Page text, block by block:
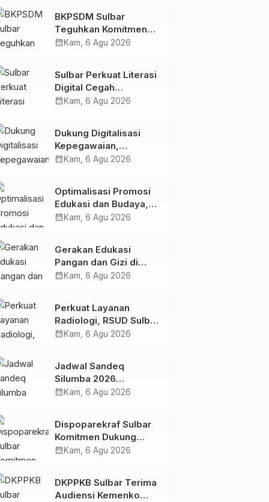
BKPSDM Sulbar
Teguhkan Komitmen
Pengembangan
Penandatanganan
Perjanjian Tugas
Belajar 2026
calendar_month Kam, 6 Agu 2026
Sulbar Perkuat Literasi
Digital Cegah
Kejahatan Love
calendar_month Kam, 6 Agu 2026
Dukung Digitalisasi
Kepegawaian,
DPMPTSP Sulbar Siap
calendar_month Kam, 6 Agu 2026
Optimalisasi Promosi
Edukasi dan Budaya,
Anjungan Provinsi
Bersama Sky World
TMII
calendar_month Kam, 6 Agu 2026
Gerakan Edukasi
Pangan dan Gizi di
Mamasa: Tingkatkan
dalam Pemenuhan Gizi
calendar_month Kam, 6 Agu 2026
Perkuat Layanan
Radiologi, RSUD Sulbar
Sambut Kembali dr. Iis
calendar_month Kam, 6 Agu 2026
Jadwal Sandeq
Silumba 2026
Disesuaikan,
Tetap Dimatangkan
calendar_month Kam, 6 Agu 2026
Dispoparekraf Sulbar
Komitmen Dukung
Penyusunan RAD
calendar_month Kam, 6 Agu 2026
DKPPKB Sulbar Terima
Audiensi Kemenko